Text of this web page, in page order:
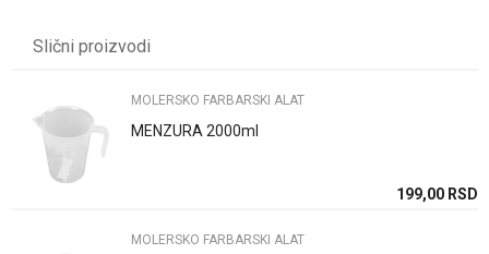
Poruka
Slični proizvodi
MOLERSKO FARBARSKI ALAT
MENZURA 2000ml
199,00 RSD
MOLERSKO FARBARSKI ALAT